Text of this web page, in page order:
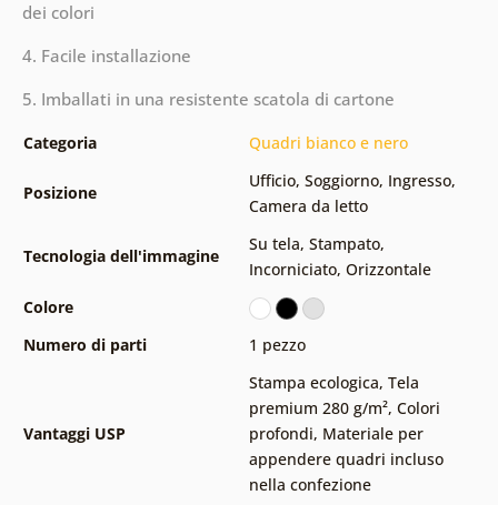
dei colori
4. Facile installazione
5. Imballati in una resistente scatola di cartone
Categoria Quadri bianco e nero
Posizione
Ufficio, Soggiorno, Ingresso,
Camera da letto
Tecnologia dell'immagine
Su tela, Stampato,
Incorniciato, Orizzontale
Colore
Numero di parti
1 pezzo
Vantaggi USP
Stampa ecologica, Tela
premium 280 g/m², Colori
profondi, Materiale per
appendere quadri incluso
nella confezione